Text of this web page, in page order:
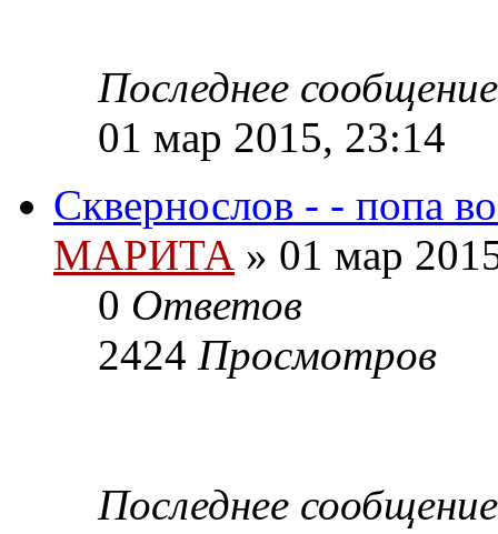
Последнее сообщение
01 мар 2015, 23:14
Сквернослов - - попа
МАРИТА » 01 мар
0 Ответов
2424 Просмотров
Последнее сообщение